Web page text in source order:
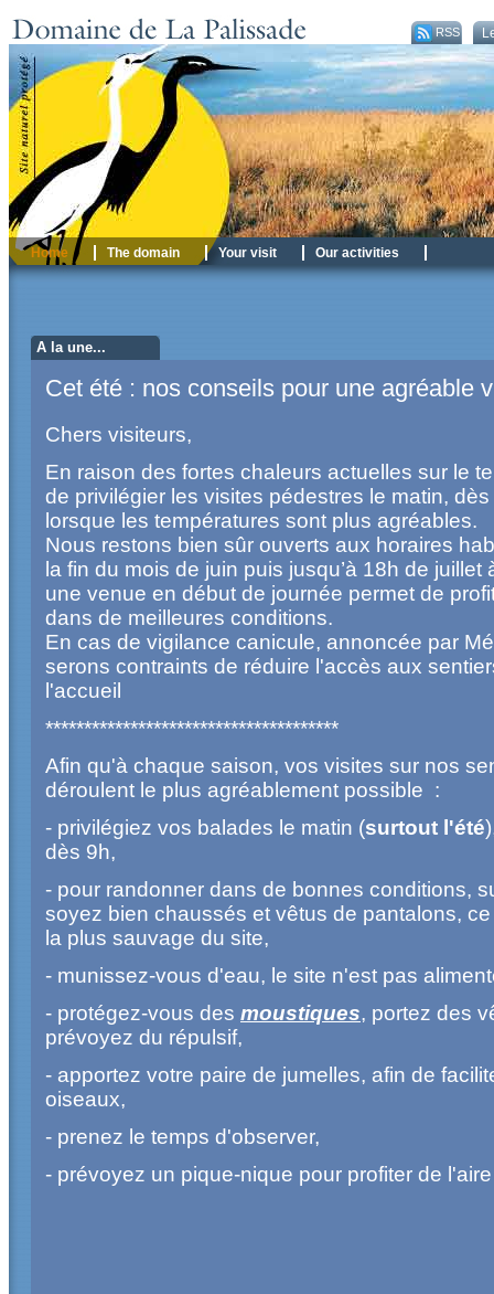
RSS
RSS
Home The domain Your visit Our activities
A la une...
Cet été : nos conseils pour une agréable
Chers visiteurs,
En raison des fortes chaleurs actuelles sur le
de privilégier les visites pédestres le matin, dès
lorsque les températures sont plus agréables.
Nous restons bien sûr ouverts aux horaires
la fin du mois de juin puis jusqu’à 18h de
une venue en début de journée permet de
dans de meilleures conditions.
En cas de vigilance canicule, annoncée par
serons contraints de réduire l'accès aux
l'accueil
**************************************
Afin qu'à chaque saison, vos visites sur nos
déroulent le plus agréablement possible :
- privilégiez vos balades le matin (surtout l'été
dès 9h,
- pour randonner dans de bonnes conditions,
soyez bien chaussés et vêtus de pantalons,
la plus sauvage du site,
- munissez-vous d'eau, le site n'est pas
- protégez-vous des moustiques, portez des
prévoyez du répulsif,
- apportez votre paire de jumelles, afin de
oiseaux,
- prenez le temps d'observer,
- prévoyez un pique-nique pour profiter de